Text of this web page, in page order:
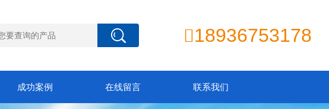
18936753178
成功案例 在线留言 联系我们